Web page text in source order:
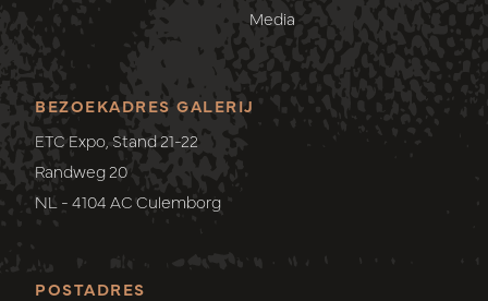
Media
POSTADRES
BEZOEKADRES GALERIJ
ETC Expo, Stand 21-22
Randweg 20
NL - 4104 AC Culemborg